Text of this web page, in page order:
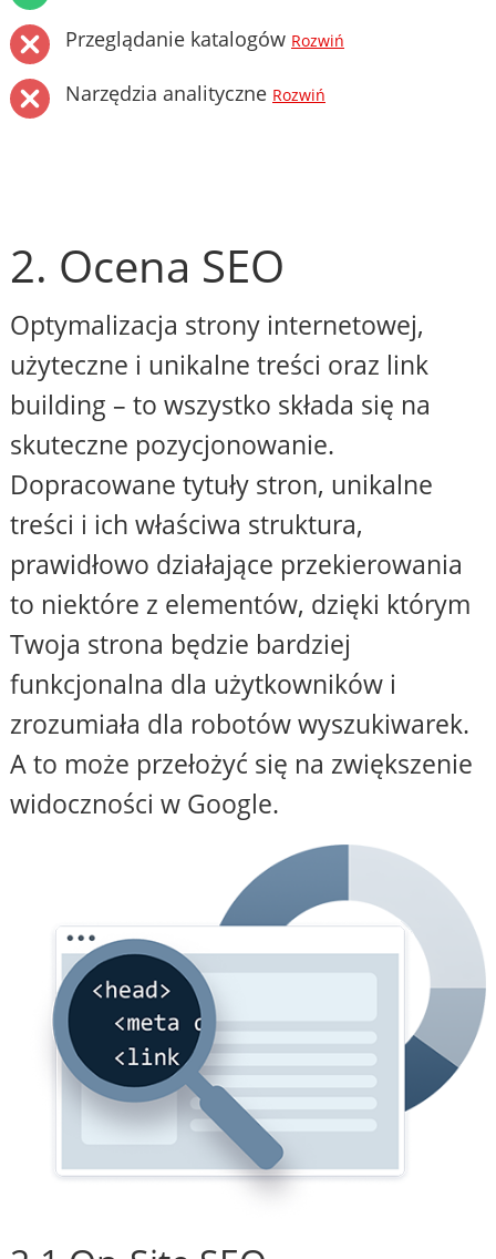
Przeglądanie katalogów Rozwiń
Narzędzia analityczne Rozwiń
2. Ocena SEO
Optymalizacja strony internetowej,
użyteczne i unikalne treści oraz link
building – to wszystko składa się na
skuteczne pozycjonowanie.
Dopracowane tytuły stron, unikalne
treści i ich właściwa struktura,
prawidłowo działające przekierowania
to niektóre z elementów, dzięki którym
Twoja strona będzie bardziej
funkcjonalna dla użytkowników i
zrozumiała dla robotów wyszukiwarek.
A to może przełożyć się na zwiększenie
widoczności w Google.